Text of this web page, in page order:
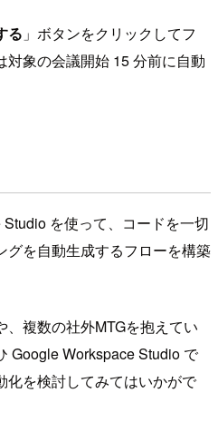
る 」ボタンをクリックしてフ
対象の会議開始 15 分前に自動
を使って、コードを一切
グを自動生成するフローを構築
複数の社外MTGを抱えてい
Google Workspace Studio で
化を検討してみてはいかがで